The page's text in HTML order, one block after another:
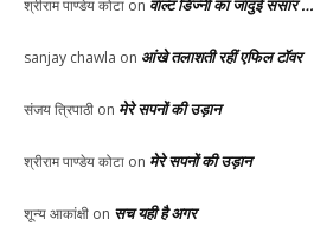
श्रीराम पाण्डेय कोटा on वाल्ट डिज्नी का जादुई संसार …
sanjay chawla on आंखे तलाशती रहीं एफिल टॉवर
संजय त्रिपाठी on मेरे सपनों की उड़ान
श्रीराम पाण्डेय कोटा on मेरे सपनों की उड़ान
शून्य आकांक्षी on सच यही है अगर